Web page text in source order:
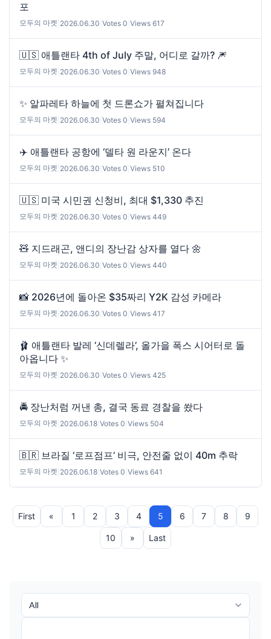
포
모두의 마켓 2026.06.30 Votes 0 Views 617
🇺🇸 애틀랜타 4th of July 주말, 어디로 갈까? 🎆
모두의 마켓 2026.06.30 Votes 0 Views 948
✨ 알파레타 하늘에 첫 드론쇼가 펼쳐집니다
모두의 마켓 2026.06.30 Votes 0 Views 594
✈️ 애틀랜타 공항에 ‘델타 원 라운지’ 온다
모두의 마켓 2026.06.30 Votes 0 Views 510
🇺🇸 미국 시민권 신청비, 최대 $1,330 추진
모두의 마켓 2026.06.30 Votes 0 Views 449
🧸 지드래곤, 앤디의 장난감 상자를 열다 🌼
모두의 마켓 2026.06.30 Votes 0 Views 440
📸 2026년에 돌아온 $35짜리 Y2K 감성 카메라
모두의 마켓 2026.06.30 Votes 0 Views 417
🩰 애틀랜타 발레 ‘신데렐라’, 올가을 폭스 시어터로 돌
아옵니다 ✨
모두의 마켓 2026.06.30 Votes 0 Views 425
🚔 장난처럼 꺼낸 총, 결국 동료 경찰을 쐈다
모두의 마켓 2026.06.18 Votes 0 Views 504
🇧🇷 브라질 ‘로프점프’ 비극, 안전줄 없이 40m 추락
모두의 마켓 2026.06.18 Votes 0 Views 641
First « 1 2 3 4 5 6 7 8 9
10 » Last